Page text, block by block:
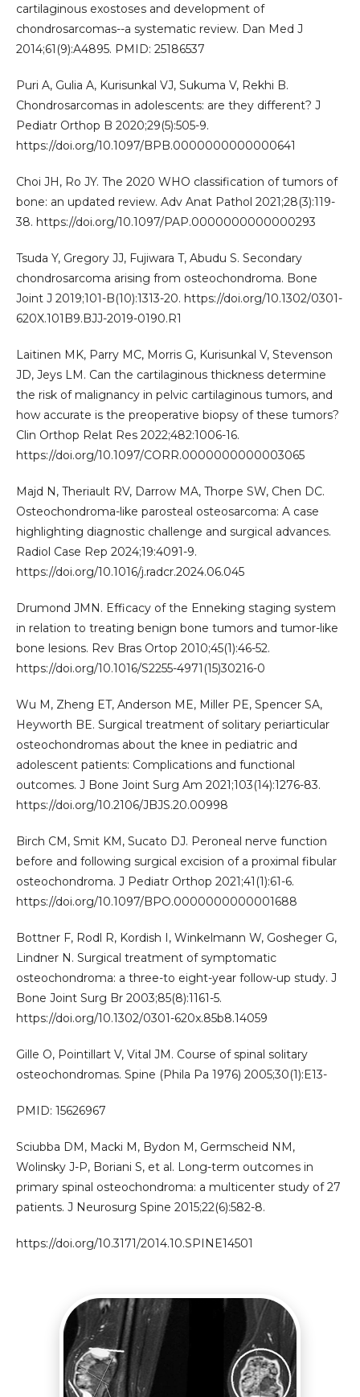
cartilaginous exostoses and development of
chondrosarcomas--a systematic review. Dan Med J
2014;61(9):A4895. PMID: 25186537
Puri A, Gulia A, Kurisunkal VJ, Sukuma V, Rekhi B.
Chondrosarcomas in adolescents: are they different? J
Pediatr Orthop B 2020;29(5):505-9.
https://doi.org/10.1097/BPB.0000000000000641
Choi JH, Ro JY. The 2020 WHO classification of tumors of
bone: an updated review. Adv Anat Pathol 2021;28(3):119-
38. https://doi.org/10.1097/PAP.0000000000000293
Tsuda Y, Gregory JJ, Fujiwara T, Abudu S. Secondary
chondrosarcoma arising from osteochondroma. Bone
Joint J 2019;101-B(10):1313-20. https://doi.org/10.1302/0301-
620X.101B9.BJJ-2019-0190.R1
Laitinen MK, Parry MC, Morris G, Kurisunkal V, Stevenson
JD, Jeys LM. Can the cartilaginous thickness determine
the risk of malignancy in pelvic cartilaginous tumors, and
how accurate is the preoperative biopsy of these tumors?
Clin Orthop Relat Res 2022;482:1006-16.
https://doi.org/10.1097/CORR.0000000000003065
Majd N, Theriault RV, Darrow MA, Thorpe SW, Chen DC.
Osteochondroma-like parosteal osteosarcoma: A case
highlighting diagnostic challenge and surgical advances.
Radiol Case Rep 2024;19:4091-9.
https://doi.org/10.1016/j.radcr.2024.06.045
Drumond JMN. Efficacy of the Enneking staging system
in relation to treating benign bone tumors and tumor-like
bone lesions. Rev Bras Ortop 2010;45(1):46-52.
https://doi.org/10.1016/S2255-4971(15)30216-0
Wu M, Zheng ET, Anderson ME, Miller PE, Spencer SA,
Heyworth BE. Surgical treatment of solitary periarticular
osteochondromas about the knee in pediatric and
adolescent patients: Complications and functional
outcomes. J Bone Joint Surg Am 2021;103(14):1276-83.
https://doi.org/10.2106/JBJS.20.00998
Birch CM, Smit KM, Sucato DJ. Peroneal nerve function
before and following surgical excision of a proximal fibular
osteochondroma. J Pediatr Orthop 2021;41(1):61-6.
https://doi.org/10.1097/BPO.0000000000001688
Bottner F, Rodl R, Kordish I, Winkelmann W, Gosheger G,
Lindner N. Surgical treatment of symptomatic
osteochondroma: a three-to eight-year follow-up study. J
Bone Joint Surg Br 2003;85(8):1161-5.
https://doi.org/10.1302/0301-620x.85b8.14059
Gille O, Pointillart V, Vital JM. Course of spinal solitary
osteochondromas. Spine (Phila Pa 1976) 2005;30(1):E13-
PMID: 15626967
Sciubba DM, Macki M, Bydon M, Germscheid NM,
Wolinsky J-P, Boriani S, et al. Long-term outcomes in
primary spinal osteochondroma: a multicenter study of 27
patients. J Neurosurg Spine 2015;22(6):582-8.
https://doi.org/10.3171/2014.10.SPINE14501